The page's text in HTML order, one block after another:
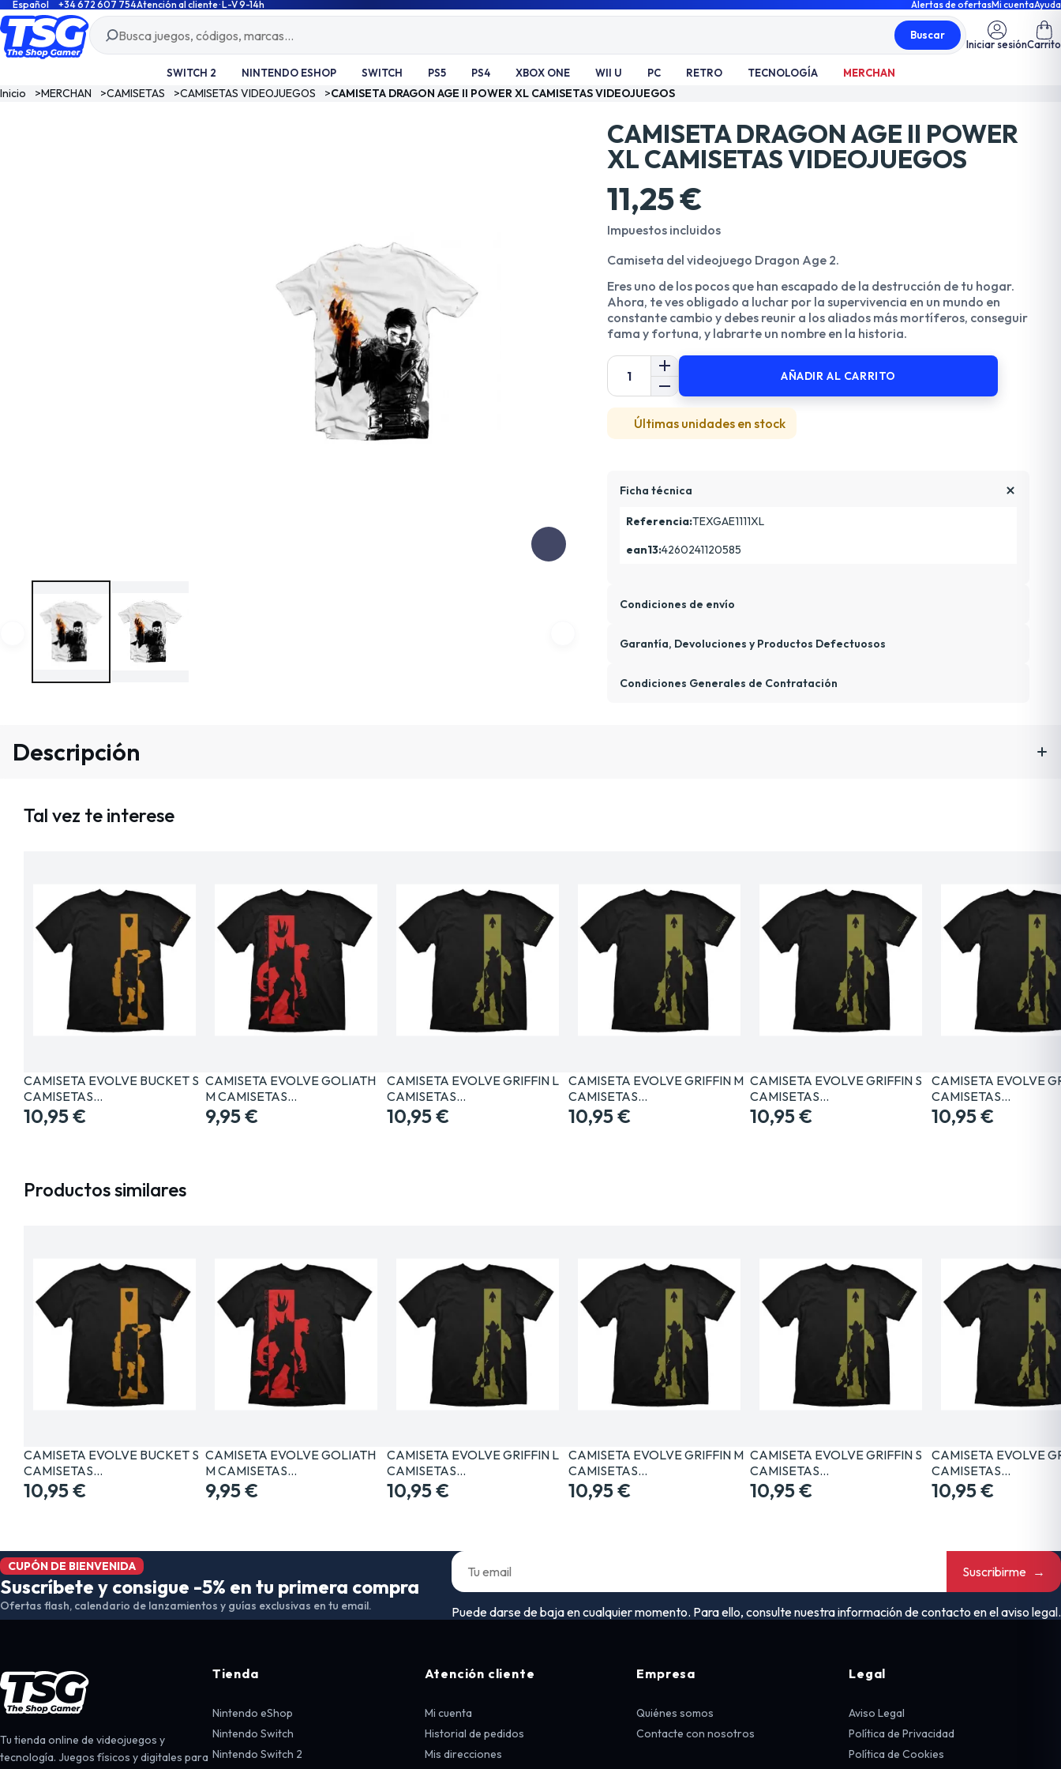
Español +34 672 607 754Atención al cliente · L-V 9-14h Alertas de ofertasMi cuentaAyuda
Buscar
Iniciar sesiónCarrito
SWITCH 2 NINTENDO ESHOP SWITCH PS5 PS4 XBOX ONE WII U PC RETRO TECNOLOGÍA MERCHAN
Inicio >MERCHAN >CAMISETAS >CAMISETAS VIDEOJUEGOS >CAMISETA DRAGON AGE II POWER XL CAMISETAS VIDEOJUEGOS
CAMISETA DRAGON AGE II POWER
XL CAMISETAS VIDEOJUEGOS
11,25 €
Impuestos incluidos
Camiseta del videojuego Dragon Age 2.
Eres uno de los pocos que han escapado de la destrucción de tu hogar.
Ahora, te ves obligado a luchar por la supervivencia en un mundo en
constante cambio y debes reunir a los aliados más mortí­feros, conseguir
fama y fortuna, y labrarte un nombre en la historia.
AÑADIR AL CARRITO
Últimas unidades en stock
Ficha técnica
Referencia:TEXGAE1111XL
ean13:4260241120585
Condiciones de envío
Garantía, Devoluciones y Productos Defectuosos
Condiciones Generales de Contratación
Descripción
Tal vez te interese
CAMISETA EVOLVE BUCKET S
CAMISETAS…
10,95 €
CAMISETA EVOLVE GOLIATH
M CAMISETAS…
9,95 €
CAMISETA EVOLVE GRIFFIN L
CAMISETAS…
10,95 €
CAMISETA EVOLVE GRIFFIN M
CAMISETAS…
10,95 €
CAMISETA EVOLVE GRIFFIN S
CAMISETAS…
10,95 €
CAMISETA EVOLVE
CAMISETAS…
10,95 €
Productos similares
CAMISETA EVOLVE BUCKET S
CAMISETAS…
10,95 €
CAMISETA EVOLVE GOLIATH
M CAMISETAS…
9,95 €
CAMISETA EVOLVE GRIFFIN L
CAMISETAS…
10,95 €
CAMISETA EVOLVE GRIFFIN M
CAMISETAS…
10,95 €
CAMISETA EVOLVE GRIFFIN S
CAMISETAS…
10,95 €
CAMISETA EVOLVE
CAMISETAS…
10,95 €
CUPÓN DE BIENVENIDA
Suscríbete y consigue -5% en tu primera compra
Ofertas flash, calendario de lanzamientos y guías exclusivas en tu email.
Suscribirme →
Puede darse de baja en cualquier momento. Para ello, consulte nuestra información de contacto en el aviso legal.
Tu tienda online de videojuegos y
tecnología. Juegos físicos y digitales para
Tienda
Nintendo eShop
Nintendo Switch
Nintendo Switch 2
Atención cliente
Mi cuenta
Historial de pedidos
Mis direcciones
Empresa
Quiénes somos
Contacte con nosotros
Legal
Aviso Legal
Política de Privacidad
Política de Cookies